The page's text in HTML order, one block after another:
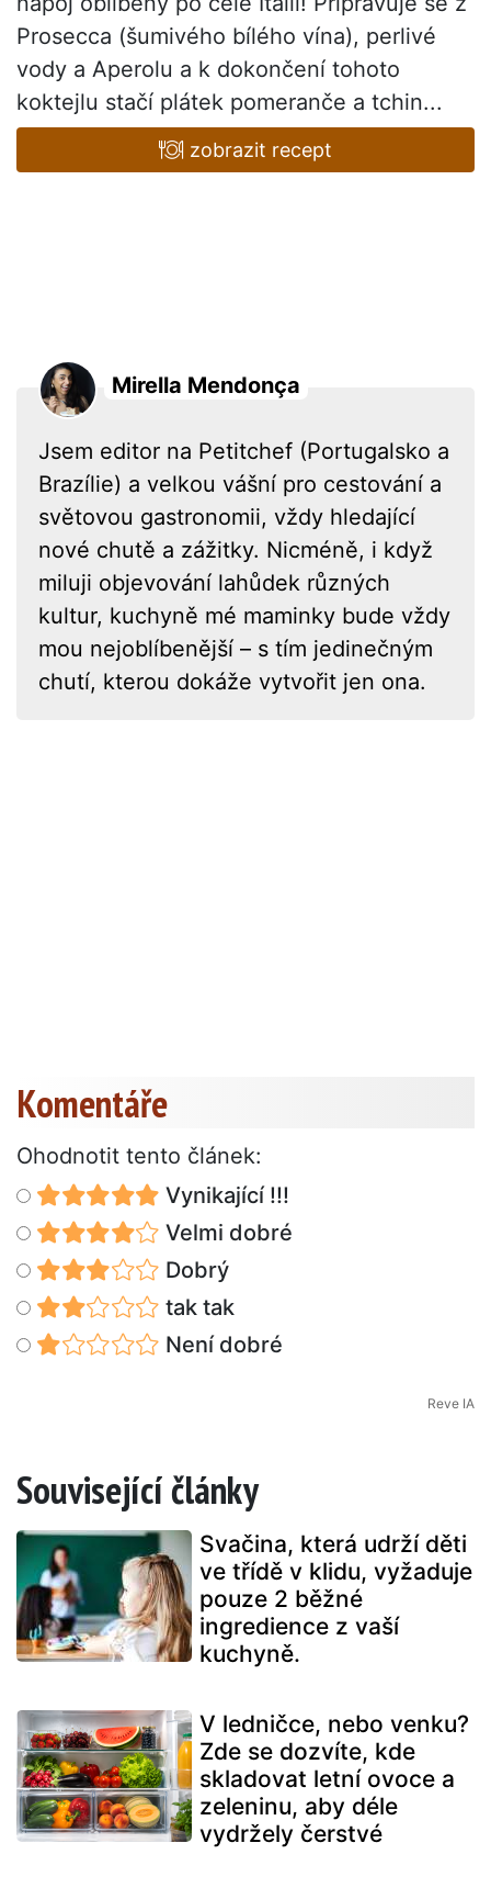
Prosecca (šumivého bílého vína), perlivé
vody a Aperolu a k dokončení tohoto
koktejlu stačí plátek pomeranče a tchin...
zobrazit recept
Mirella Mendonça
Jsem editor na Petitchef (Portugalsko a
Brazílie) a velkou vášní pro cestování a
světovou gastronomii, vždy hledající
nové chutě a zážitky. Nicméně, i když
miluji objevování lahůdek různých
kultur, kuchyně mé maminky bude vždy
mou nejoblíbenější – s tím jedinečným
chutí, kterou dokáže vytvořit jen ona.
Komentáře
Ohodnotit tento článek:
Vynikající !!!
Velmi dobré
Dobrý
tak tak
Není dobré
Reve IA
Související články
Svačina, která udrží děti
ve třídě v klidu, vyžaduje
pouze 2 běžné
ingredience z vaší
kuchyně.
V ledničce, nebo venku?
Zde se dozvíte, kde
skladovat letní ovoce a
zeleninu, aby déle
vydržely čerstvé